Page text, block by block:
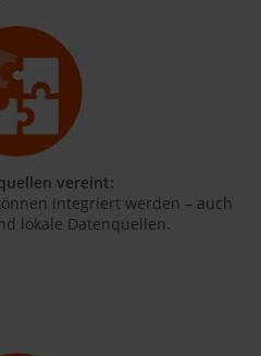
vereint:
integriert werden – auch
lokale Datenquellen.